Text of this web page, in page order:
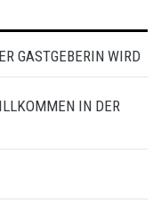
GASTGEBERIN WIRD
IN DER